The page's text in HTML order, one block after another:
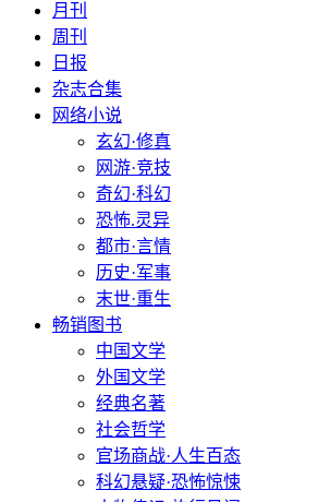
月刊
周刊
日报
杂志合集
网络小说
玄幻·修真
网游·竞技
奇幻·科幻
恐怖.灵异
都市·言情
历史·军事
末世·重生
畅销图书
中国文学
外国文学
经典名著
社会哲学
官场商战·人生百态
科幻悬疑·恐怖惊悚